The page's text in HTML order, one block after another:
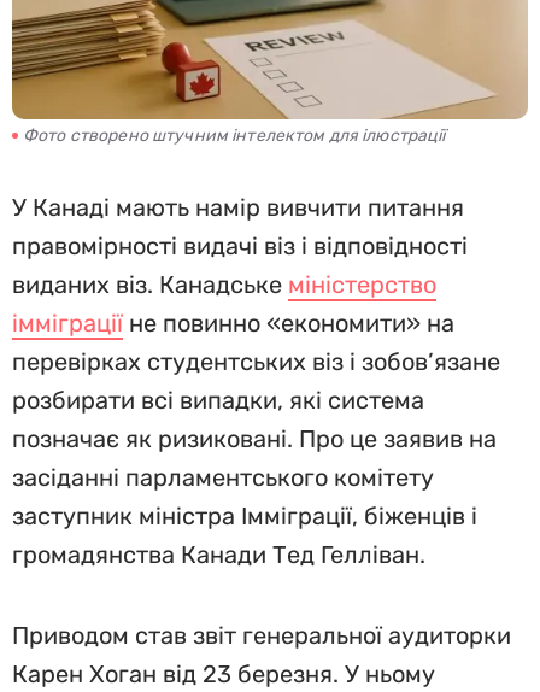
Фото створено штучним інтелектом для ілюстрації
У Канаді мають намір вивчити питання
правомірності видачі віз і відповідності
виданих віз. Канадське міністерство
імміграції не повинно «економити» на
перевірках студентських віз і зобов’язане
розбирати всі випадки, які система
позначає як ризиковані. Про це заявив на
засіданні парламентського комітету
заступник міністра Імміграції, біженців і
громадянства Канади Тед Гелліван.
Приводом став звіт генеральної аудиторки
Карен Хоган від 23 березня. У ньому